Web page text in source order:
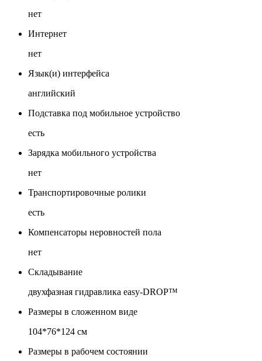
нет
Интернет
нет
Язык(и) интерфейса
английский
Подставка под мобильное устройство
есть
Зарядка мобильного устройства
нет
Транспортировочные ролики
есть
Компенсаторы неровностей пола
нет
Складывание
двухфазная гидравлика easy-DROP™
Размеры в сложенном виде
104*76*124 см
Размеры в рабочем состоянии